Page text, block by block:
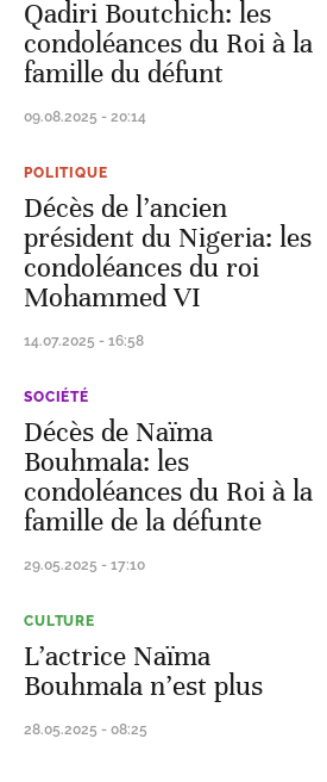
Qadiri Boutchich: les
condoléances du Roi à la
famille du défunt
09.08.2025 - 20:14
POLITIQUE
Décès de l’ancien
président du Nigeria: les
condoléances du roi
Mohammed VI
14.07.2025 - 16:58
SOCIÉTÉ
Décès de Naïma
Bouhmala: les
condoléances du Roi à la
famille de la défunte
29.05.2025 - 17:10
CULTURE
L’actrice Naïma
Bouhmala n’est plus
28.05.2025 - 08:25